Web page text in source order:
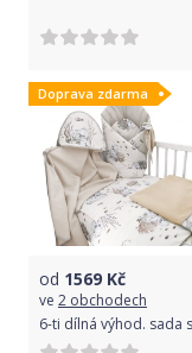
Doprava zdarma
od 1569 Kč
ve 2 obchodech